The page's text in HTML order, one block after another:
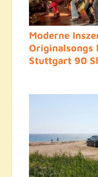
Moderne
Originalsongs
Stuttgart 90